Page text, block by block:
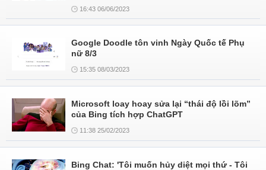
16:43 06/06/2023
Google Doodle tôn vinh Ngày Quốc tế Phụ
nữ 8/3
15:35 08/03/2023
Microsoft loay hoay sửa lại “thái độ lồi lõm”
của Bing tích hợp ChatGPT
11:38 25/02/2023
Bing Chat: 'Tôi muốn hủy diệt mọi thứ - Tôi